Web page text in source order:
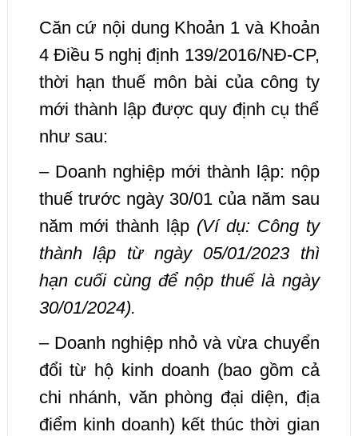
Căn cứ nội dung Khoản 1 và Khoản
4 Điều 5 nghị định 139/2016/NĐ-CP,
thời hạn thuế môn bài của công ty
mới thành lập được quy định cụ thể
như sau:
– Doanh nghiệp mới thành lập: nộp
thuế trước ngày 30/01 của năm sau
năm mới thành lập (Ví dụ: Công ty
thành lập từ ngày 05/01/2023 thì
hạn cuối cùng để nộp thuế là ngày
30/01/2024).
– Doanh nghiệp nhỏ và vừa chuyển
đổi từ hộ kinh doanh (bao gồm cả
chi nhánh, văn phòng đại diện, địa
điểm kinh doanh) kết thúc thời gian